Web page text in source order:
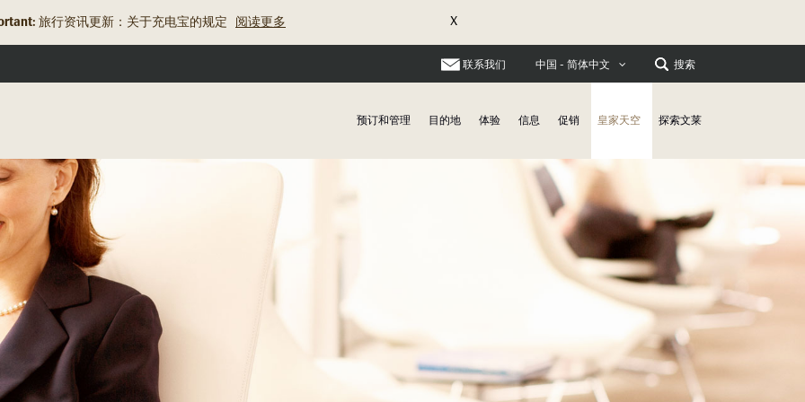
旅行资讯更新：关于充电宝的规定 阅读更多 X
联系我们 中国 - 简体中文 搜索
预订和管理 目的地 体验 信息 促销 皇家天空 探索文莱